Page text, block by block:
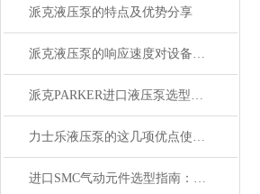
派克液压泵的特点及优势分享
派克液压泵的响应速度对设备运行的影响
派克PARKER进口液压泵选型指南：参数确定与系列匹配要点
力士乐液压泵的这几项优点使其被广泛应用
进口SMC气动元件选型指南：从气缸、阀门到气源处理的实用思路